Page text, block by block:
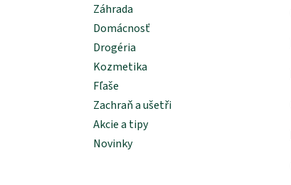
Záhrada
Domácnosť
Drogéria
Kozmetika
Fľaše
Zachraň a ušetři
Akcie a tipy
Novinky